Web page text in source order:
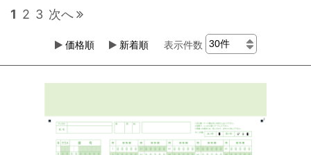
1 2 3 次へ
価格順 新着順 表示件数